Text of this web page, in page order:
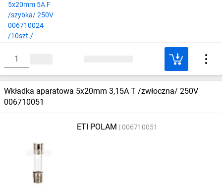
Wkładka aparatowa 5x20mm 3,15A T /zwłoczna/ 250V
006710051
ETI POLAM 006710051